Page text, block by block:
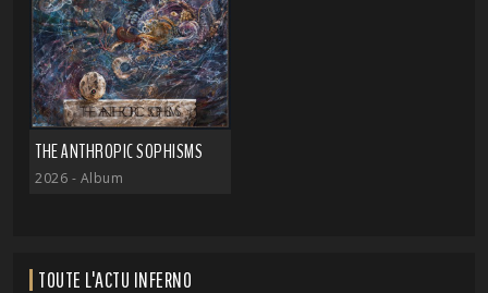
THE ANTHROPIC SOPHISMS
2026 - Album
TOUTE L'ACTU INFERNO